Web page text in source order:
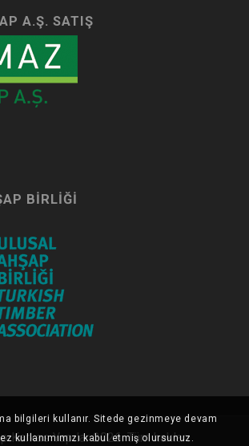
A.Ş. SATIŞ
BIRLIĞI
Karkas Yapılar 2026. Tüm hakları
bilgileri kullanır. Sitede gezinmeye devam
kullanımımızı kabul etmiş olursunuz.